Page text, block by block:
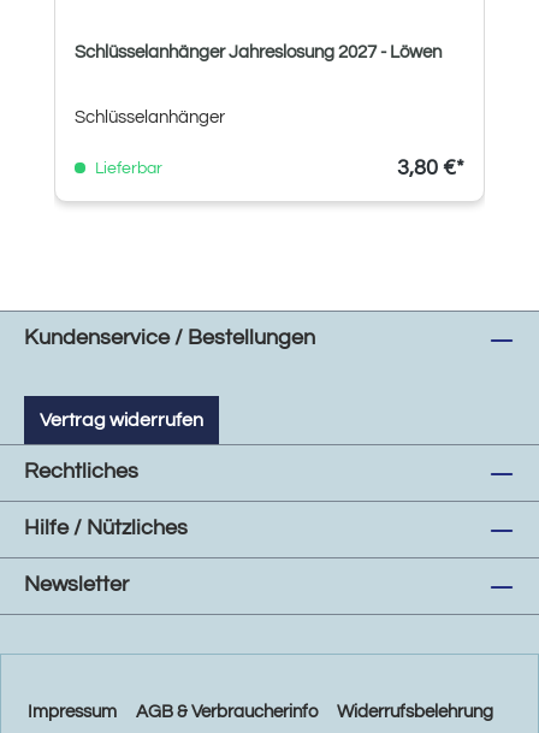
Schlüsselanhänger Jahreslosung 2027 - Löwen
Schlüsselanhänger
Lieferbar 3,80 €*
Kundenservice / Bestellungen
Vertrag widerrufen
Rechtliches
Hilfe / Nützliches
Newsletter
Impressum AGB & Verbraucherinfo Widerrufsbelehrung